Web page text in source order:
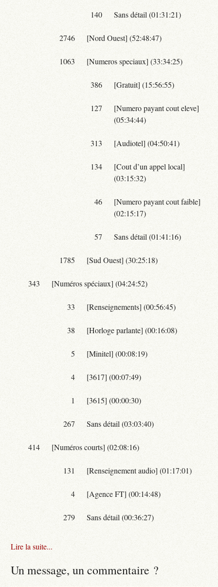
140 Sans détail (01:31:21)
2746 [Nord Ouest] (52:48:47)
1063 [Numeros speciaux] (33:34:25)
386 [Gratuit] (15:56:55)
127
[Numero payant cout eleve]
(05:34:44)
313 [Audiotel] (04:50:41)
134
[Cout d’un appel local]
(03:15:32)
46
[Numero payant cout faible]
(02:15:17)
57 Sans détail (01:41:16)
1785 [Sud Ouest] (30:25:18)
343 [Numéros spéciaux] (04:24:52)
33 [Renseignements] (00:56:45)
38 [Horloge parlante] (00:16:08)
5 [Minitel] (00:08:19)
4 [3617] (00:07:49)
1 [3615] (00:00:30)
267 Sans détail (03:03:40)
414 [Numéros courts] (02:08:16)
131 [Renseignement audio] (01:17:01)
4 [Agence FT] (00:14:48)
279 Sans détail (00:36:27)
Lire la suite...
Un message, un commentaire ?